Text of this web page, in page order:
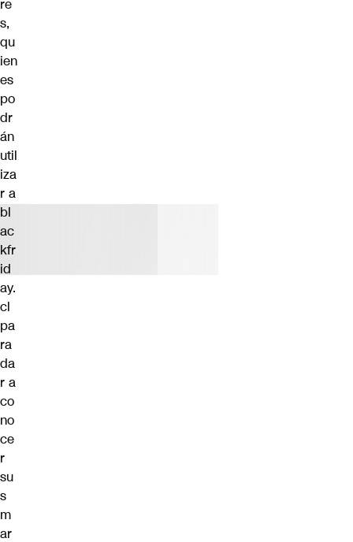
re
s,
qu
ien
es
po
dr
án
util
iza
r a
bl
ac
kfr
id
ay.
cl
pa
ra
da
r a
co
no
ce
r
su
s
m
ar